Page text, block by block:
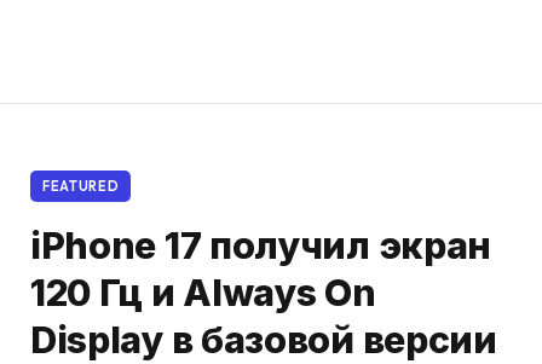
FEATURED
iPhone 17 получил экран
120 Гц и Always On
Display в базовой версии